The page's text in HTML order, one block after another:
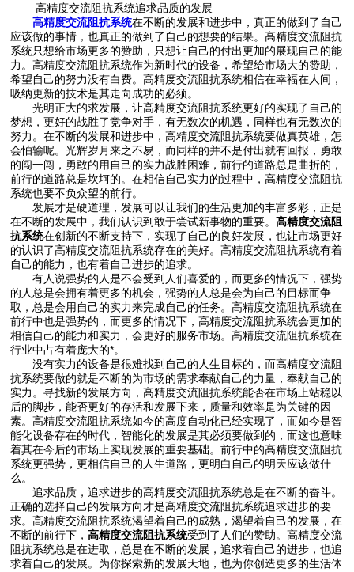
高精度交流阻抗系统追求品质的发展
高精度交流阻抗系统在不断的发展和进步中，真正的做到了自己
应该做的事情，也真正的做到了自己的想要的结果。高精度交流阻抗
系统只想给市场更多的赞助，只想让自己的付出更加的展现自己的能
力。高精度交流阻抗系统作为新时代的设备，希望给市场大的赞助，
希望自己的努力没有白费。高精度交流阻抗系统相信在幸福在人间，
吸纳更新的技术是其走向成功的必须。
光明正大的求发展，让高精度交流阻抗系统更好的实现了自己的
梦想，更好的战胜了竞争对手，有无数次的机遇，同样也有无数次的
努力。在不断的发展和进步中，高精度交流阻抗系统要做真英雄，怎
会怕输呢。光辉岁月来之不易，而同样的并不是付出就有回报，勇敢
的闯一闯，勇敢的用自己的实力战胜困难，前行的道路总是曲折的，
前行的道路总是坎坷的。在相信自己实力的过程中，高精度交流阻抗
系统也要不负众望的前行。
发展才是硬道理，发展可以让我们的生活更加的丰富多彩，正是
在不断的发展中，我们认识到敢于尝试新事物的重要。高精度交流阻
抗系统在创新的不断支持下，实现了自己的良好发展，也让市场更好
的认识了高精度交流阻抗系统存在的美好。高精度交流阻抗系统有着
自己的能力，也有着自己进步的追求。
有人说强势的人是不会受到人们喜爱的，而更多的情况下，强势
的人总是会拥有着更多的机会，强势的人总是会为自己的目标而争
取，总是会用自己的实力来完成自己的任务。高精度交流阻抗系统在
前行中也是强势的，而更多的情况下，高精度交流阻抗系统会更加的
相信自己的能力和实力，会更好的服务市场。高精度交流阻抗系统在
行业中占有着庞大的*。
没有实力的设备是很难找到自己的人生目标的，而高精度交流阻
抗系统要做的就是不断的为市场的需求奉献自己的力量，奉献自己的
实力。寻找新的发展方向，高精度交流阻抗系统能否在市场上站稳以
后的脚步，能否更好的存活和发展下来，质量和效率是为关键的因
素。高精度交流阻抗系统如今的高度自动化已经实现了，而如今是智
能化设备存在的时代，智能化的发展是其必须要做到的，而这也意味
着其在今后的市场上实现发展的重要基础。前行中的高精度交流阻抗
系统更强势，更相信自己的人生道路，更明白自己的明天应该做什
么。
追求品质，追求进步的高精度交流阻抗系统总是在不断的奋斗。
正确的选择自己的发展方向才是高精度交流阻抗系统追求进步的要
求。高精度交流阻抗系统渴望着自己的成熟，渴望着自己的发展，在
不断的前行下，高精度交流阻抗系统受到了人们的赞助。高精度交流
阻抗系统总是在进取，总是在不断的发展，追求着自己的进步，也追
求着自己的发展。为你探索新的发展天地，也为你创造更多的生活体